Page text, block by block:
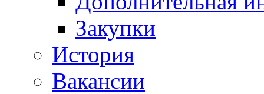
Закупки
История
Вакансии